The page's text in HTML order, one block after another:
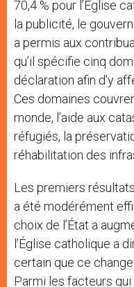
70,4 % pour l’Église
la publicité, le
a permis aux
qu’il spécifie cinq
déclaration afin d’y
Ces domaines
monde, l’aide aux
réfugiés, la
réhabilitation des
Les premiers
a été modérément
choix de l’État a
l’Église catholique a
certain que ce
Parmi les facteurs